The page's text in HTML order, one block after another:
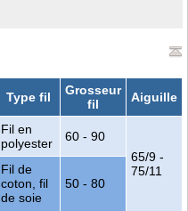
Type fil
Grosseur
fil
Aiguille
Fil en
polyester
60 - 90
65/9 -
75/11
Fil de
coton, fil
de soie
50 - 80